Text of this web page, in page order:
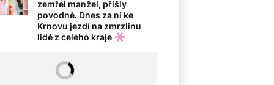
zemřel manžel, přišly
povodně. Dnes za ní ke
Krnovu jezdí na zmrzlinu
lidé z celého kraje